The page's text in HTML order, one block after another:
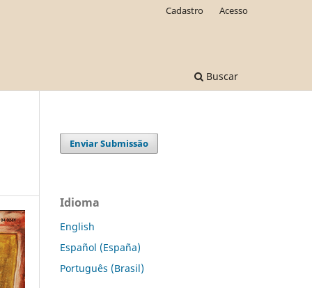
Buscar
Cadastro Acesso
Enviar Submissão
Idioma
English
Español (España)
Português (Brasil)